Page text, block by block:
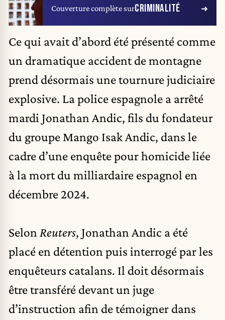
Couverture complète surCRIMINALITÉ
Ce qui avait d’abord été présenté comme
un dramatique accident de montagne
prend désormais une tournure judiciaire
explosive. La police espagnole a arrêté
mardi Jonathan Andic, fils du fondateur
du groupe Mango Isak Andic, dans le
cadre d’une enquête pour homicide liée
à la mort du milliardaire espagnol en
décembre 2024.
Selon Reuters, Jonathan Andic a été
placé en détention puis interrogé par les
enquêteurs catalans. Il doit désormais
être transféré devant un juge
d’instruction afin de témoigner dans